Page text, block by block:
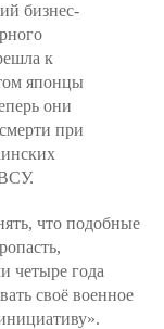
бизнес-
к
японцы
они
при
что подобные
четыре года
своё военное